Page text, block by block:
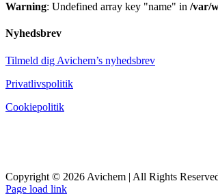
Warning: Undefined array key "name" in /var/
Nyhedsbrev
Tilmeld dig Avichem’s nyhedsbrev
Privatlivspolitik
Cookiepolitik
Copyright © 2026 Avichem | All Rights
Page load link